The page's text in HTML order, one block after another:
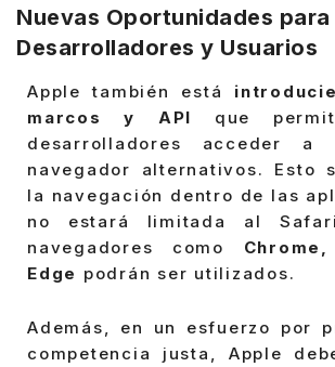
Nuevas Oportunidades para
Desarrolladores y Usuarios
Apple también está
marcos y API
que
desarrolladores acceder a
navegador alternativos. Esto
la navegación dentro de las
no estará limitada al
navegadores como
Edge podrán ser utilizados.
Además, en un esfuerzo por
competencia justa, Apple